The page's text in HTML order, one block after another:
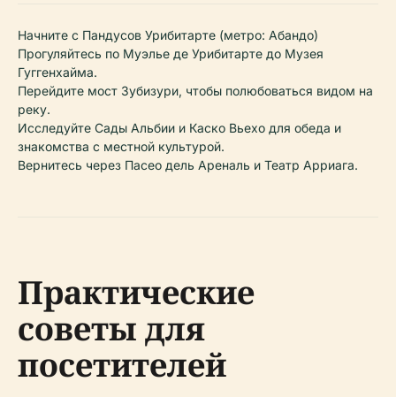
Начните с Пандусов Урибитарте (метро: Абандо)
Прогуляйтесь по Муэлье де Урибитарте до Музея
Гуггенхайма.
Перейдите мост Зубизури, чтобы полюбоваться видом на
реку.
Исследуйте Сады Альбии и Каско Вьехо для обеда и
знакомства с местной культурой.
Вернитесь через Пасео дель Ареналь и Театр Арриага.
Практические
советы для
посетителей